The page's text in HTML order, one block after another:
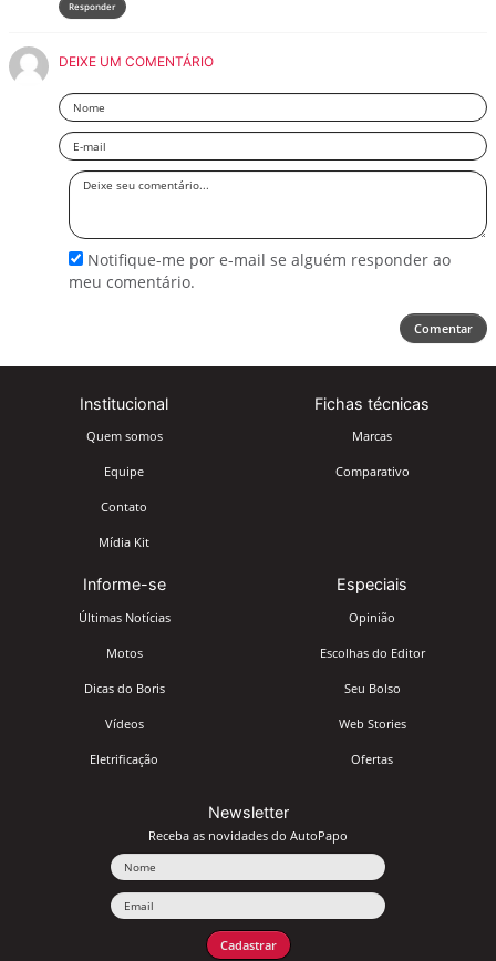
Responder
DEIXE UM COMENTÁRIO
Nome
Email
Deixe
Notifique-me por e-mail se alguém responder ao
meu comentário.
Comentar
Institucional
Quem somos
Equipe
Contato
Mídia Kit
Fichas técnicas
Marcas
Comparativo
Informe-se
Últimas Notícias
Motos
Dicas do Boris
Vídeos
Eletrificação
Especiais
Opinião
Escolhas do Editor
Seu Bolso
Web Stories
Ofertas
Newsletter
Receba as novidades do AutoPapo
Cadastrar